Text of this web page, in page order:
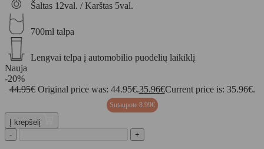
Šaltas 12val. / Karštas 5val.
700ml talpa
Lengvai telpa į automobilio puodelių laikiklį
Nauja
-20%
44.95€ Original price was: 44.95€.35.96€Current price is: 35.96€.
Sutaupote 8.99€
Į krepšelį
-
+